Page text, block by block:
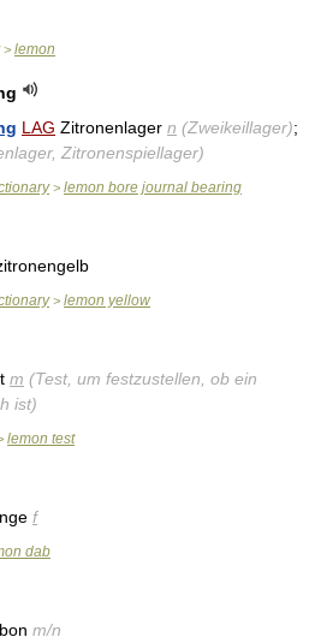
> lemon
LAG Zitronenlager n (Zweikeillager);
Zitronenspiellager)
> lemon bore journal bearing
> lemon yellow
m (Test, um festzustellen, ob ein
ist)
lemon test
f
dab
m/n